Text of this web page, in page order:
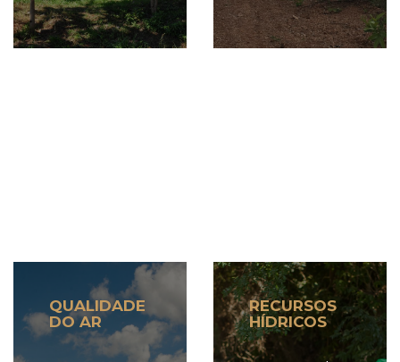
onde ela atua.
onde ela atua.
QUALIDADE
DO AR
RECURSOS
HÍDRICOS